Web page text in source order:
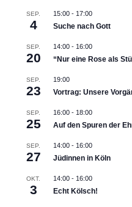
SEP.
4
15:00- 17:00
Suche nach Gott
SEP.
20
14:00- 16:00
“Nur eine Rose als
SEP.
23
19:00
Vortrag: Unsere
SEP.
25
16:00- 18:00
Auf den Spuren der
SEP.
27
14:00- 16:00
Jüdinnen in Köln
OKT.
3
14:00- 16:00
Echt Kölsch!